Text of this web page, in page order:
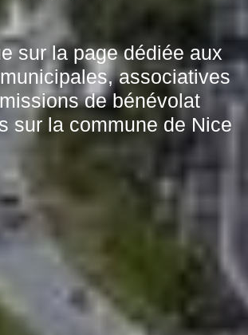
sur la page dédiée aux
associatives
de bénévolat
sur la commune de Nice